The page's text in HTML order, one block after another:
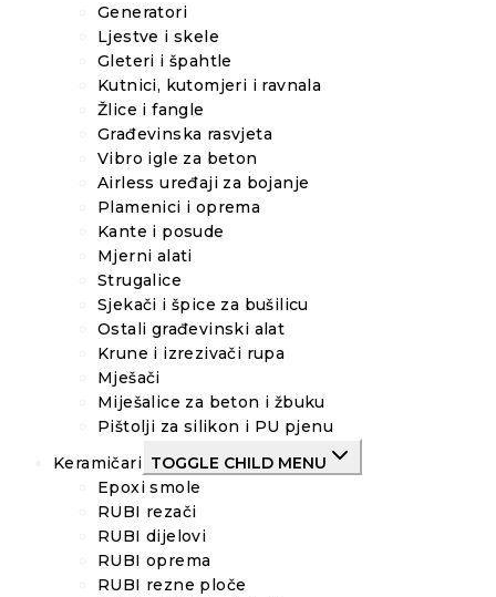
Generatori
Ljestve i skele
Gleteri i špahtle
Kutnici, kutomjeri i ravnala
Žlice i fangle
Građevinska rasvjeta
Vibro igle za beton
Airless uređaji za bojanje
Plamenici i oprema
Kante i posude
Mjerni alati
Strugalice
Sjekači i špice za bušilicu
Ostali građevinski alat
Krune i izrezivači rupa
Mješači
Miješalice za beton i žbuku
Pištolji za silikon i PU pjenu
Keramičari TOGGLE CHILD MENU
Epoxi smole
RUBI rezači
RUBI dijelovi
RUBI oprema
RUBI rezne ploče